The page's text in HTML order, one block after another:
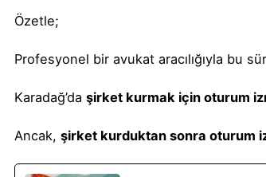
Özetle;
Profesyonel bir avukat aracılığıyla bu
Karadağ’daşirket kurmak için oturum
Ancak,şirket kurduktan sonra oturum